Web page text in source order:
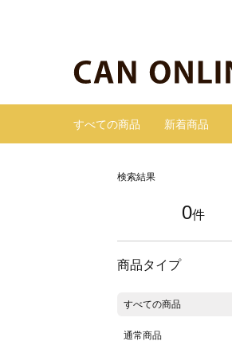
すべての商品 新着商品
検索結果
0件
商品タイプ
すべての商品
通常商品